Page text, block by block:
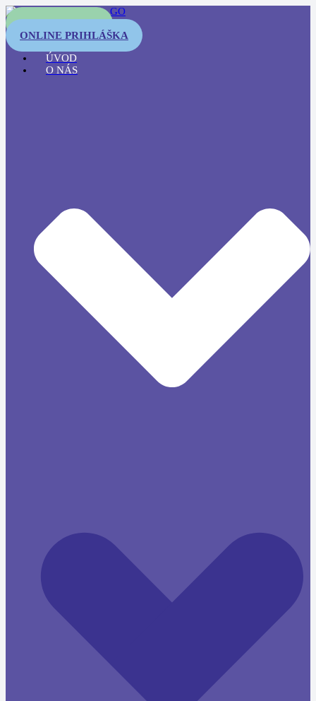
ONLINE PRIHLÁŠKA
ÚVOD
O NÁS